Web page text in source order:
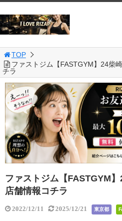
TOP
ファストジム【FASTGYM】24柴
チラ
ファストジム【FASTGYM
店舗情報コチラ
2022/12/11 2025/12/21 東京都